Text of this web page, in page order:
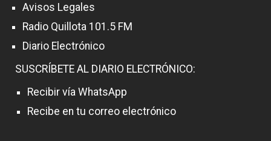
Avisos Legales
Radio Quillota 101.5 FM
Diario Electrónico
SUSCRÍBETE AL DIARIO ELECTRÓNICO:
Recibir vía WhatsApp
Recibe en tu correo electrónico